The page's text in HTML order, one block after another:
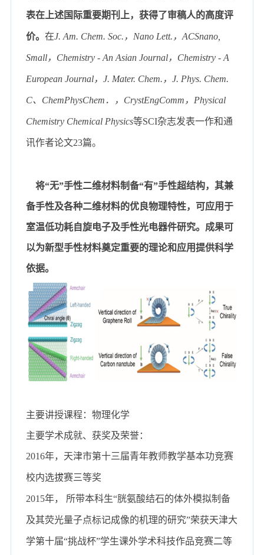
表在上述国际重要期刊上，获得了审稿人的高度评
价。 在J. Am. Chem. Soc. ， Nano Lett. ， ACSnano,
Small， Chemistry - An Asian Journal， Chemistry - A
European Journal， J. Mater. Chem. ， J. Phys. Chem.
C、 ChemPhysChem ．， CrystEngComm ， Physical
Chemistry Chemical Physics等SCI杂志发表一作和通
讯作者论文23篇。
将“无”手性二维材料制备“有”手性超结构，其兼
备手性及各种二维材料的优良物理特性，可应用于
室温低功耗自旋电子及手性光电器件研究。成果可
以为新型手性材料奠定重要的理论和应用提供科学
依据。
主要讲授课程：物理化学
主要学术成就、获奖及荣誉：
2016年，天津市第十三届青年教师教学基本功竞赛
校内选拔赛三等奖
2015年， 所带本科生“胱氨酸结石的体外模拟制备
及其荧光量子点标记成像的机理的研究”荣获天津大
学第十届“挑战杯”学生课外学术科技作品竞赛二等